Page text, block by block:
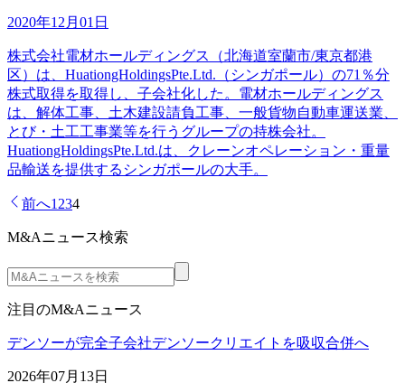
2020年12月01日
株式会社電材ホールディングス（北海道室蘭市/東京都港
区）は、HuationgHoldingsPte.Ltd.（シンガポール）の71％分
株式取得を取得し、子会社化した。電材ホールディングス
は、解体工事、土木建設請負工事、一般貨物自動車運送業、
とび・土工工事業等を行うグループの持株会社。
HuationgHoldingsPte.Ltd.は、クレーンオペレーション・重量
品輸送を提供するシンガポールの大手。
前へ1 234
M&Aニュース検索
注目のM&Aニュース
デンソーが完全子会社デンソークリエイトを吸収合併へ
2026年07月13日